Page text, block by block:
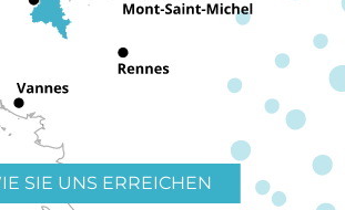
SIE UNS ERREICHEN